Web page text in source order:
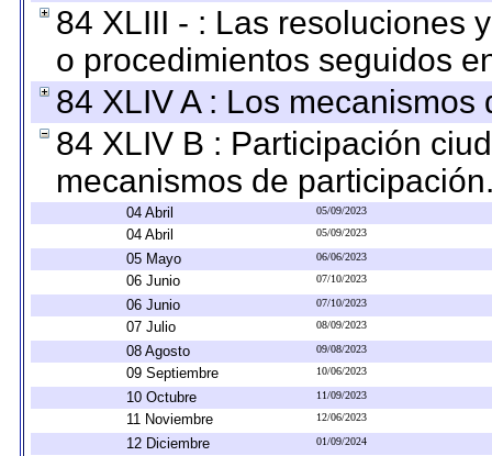
84 XLIII - : Las resoluciones
o procedimientos seguidos
84 XLIV A : Los
84 XLIV B : Participación
mecanismos de
04 Abril 05/09/2023
04 Abril 05/09/2023
05 Mayo 06/06/2023
06 Junio 07/10/2023
06 Junio 07/10/2023
07 Julio 08/09/2023
08 Agosto 09/08/2023
09 Septiembre 10/06/2023
10 Octubre 11/09/2023
11 Noviembre 12/06/2023
12 Diciembre 01/09/2024